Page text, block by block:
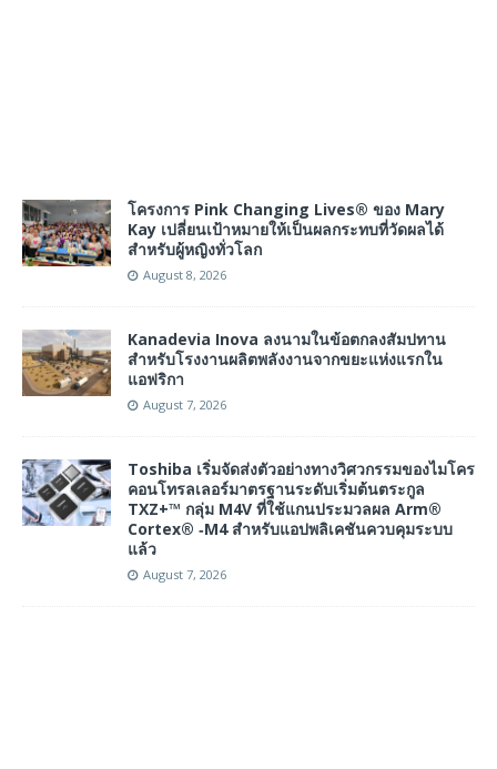
โครงการ Pink Changing Lives® ของ Mary
Kay เปลี่ยนเป้าหมายให้เป็นผลกระทบที่วัดผลได้
สำหรับผู้หญิงทั่วโลก
August 8, 2026
Kanadevia Inova ลงนามในข้อตกลงสัมปทาน
สำหรับโรงงานผลิตพลังงานจากขยะแห่งแรกใน
แอฟริกา
August 7, 2026
Toshiba เริ่มจัดส่งตัวอย่างทางวิศวกรรมของไมโคร
คอนโทรลเลอร์มาตรฐานระดับเริ่มต้นตระกูล
TXZ+™ กลุ่ม M4V ที่ใช้แกนประมวลผล Arm®
Cortex® ‑M4 สำหรับแอปพลิเคชันควบคุมระบบ
แล้ว
August 7, 2026